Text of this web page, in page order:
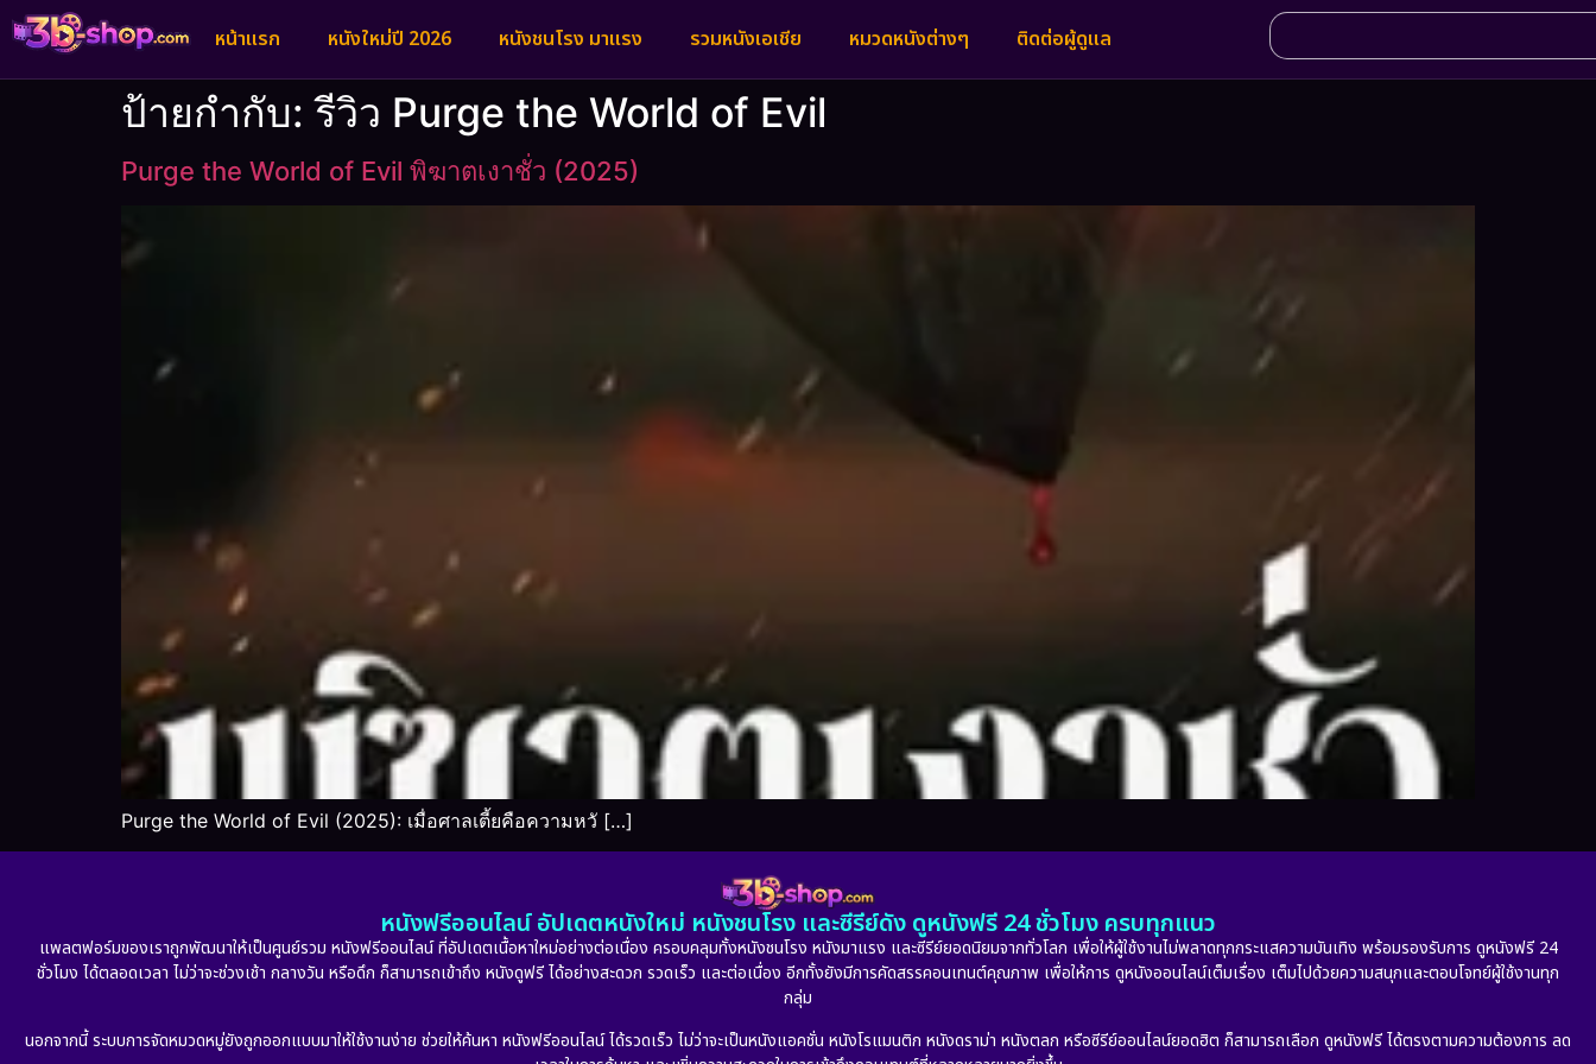
หน้าแรก หนังใหม่ปี 2026 หนังชนโรง มาแรง รวมหนังเอเชีย หมวดหนังต่างๆ ติดต่อผู้ดูแล
ป้ายกำกับ:รีวิว Purge the World of Evil
Purge the World of Evil พิฆาตเงาชั่ว (2025)
Purge the World of Evil (2025): เมื่อศาลเตี้ยคือความหวั […]
หนังฟรีออนไลน์ อัปเดตหนังใหม่ หนังชนโรง และซีรีย์ดัง ดูหนังฟรี 24 ชั่วโมง ครบทุกแนว
แพลตฟอร์มของเราถูกพัฒนาให้เป็นศูนย์รวม หนังฟรีออนไลน์ ที่อัปเดตเนื้อหาใหม่อย่างต่อเนื่อง ครอบคลุมทั้งหนังชนโรง หนังมาแรง และซีรีย์ยอดนิยมจากทั่วโลก เพื่อให้ผู้ใช้งานไม่พลาดทุกกระแสความบันเทิง พร้อมรองรับการ ดูหนังฟรี 24
ชั่วโมง ได้ตลอดเวลา ไม่ว่าจะช่วงเช้า กลางวัน หรือดึก ก็สามารถเข้าถึง หนังดูฟรี ได้อย่างสะดวก รวดเร็ว และต่อเนื่อง อีกทั้งยังมีการคัดสรรคอนเทนต์คุณภาพ เพื่อให้การ ดูหนังออนไลน์เต็มเรื่อง เต็มไปด้วยความสนุกและตอบโจทย์ผู้ใช้งานทุก
กลุ่ม
นอกจากนี้ ระบบการจัดหมวดหมู่ยังถูกออกแบบมาให้ใช้งานง่าย ช่วยให้ค้นหา หนังฟรีออนไลน์ ได้รวดเร็ว ไม่ว่าจะเป็นหนังแอคชั่น หนังโรแมนติก หนังดราม่า หนังตลก หรือซีรีย์ออนไลน์ยอดฮิต ก็สามารถเลือก ดูหนังฟรี ได้ตรงตามความต้องการ ลด